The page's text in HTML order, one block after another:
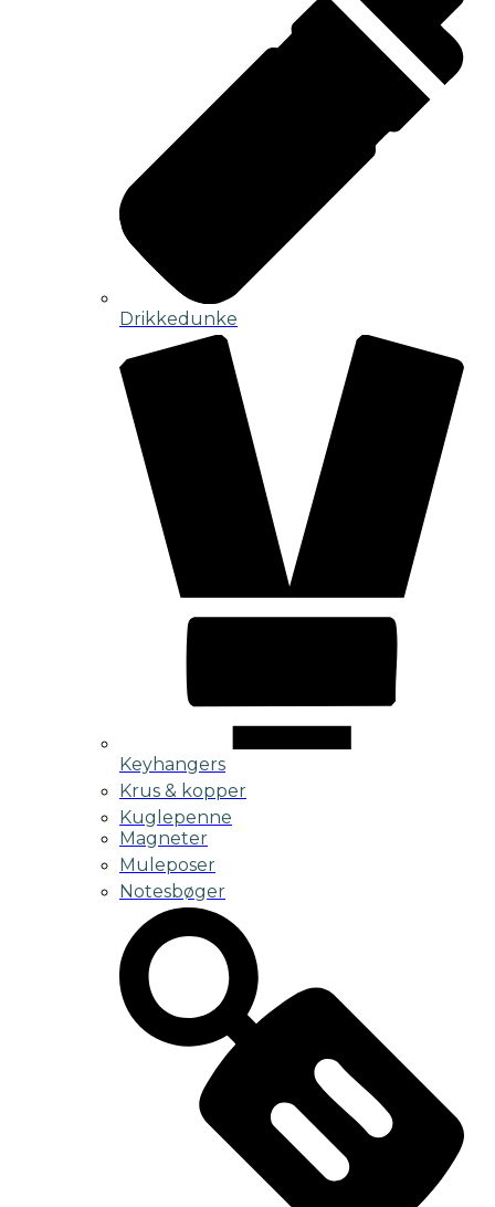
Drikkedunke
Keyhangers
Krus & kopper
Kuglepenne
Magneter
Muleposer
Notesbøger